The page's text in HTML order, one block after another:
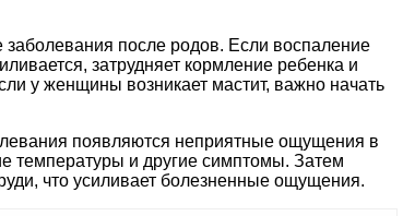
после родов. Если воспаление
затрудняет кормление ребенка и
у женщины возникает мастит, важно начать
появляются неприятные ощущения в
температуры и другие симптомы. Затем
что усиливает болезненные ощущения.